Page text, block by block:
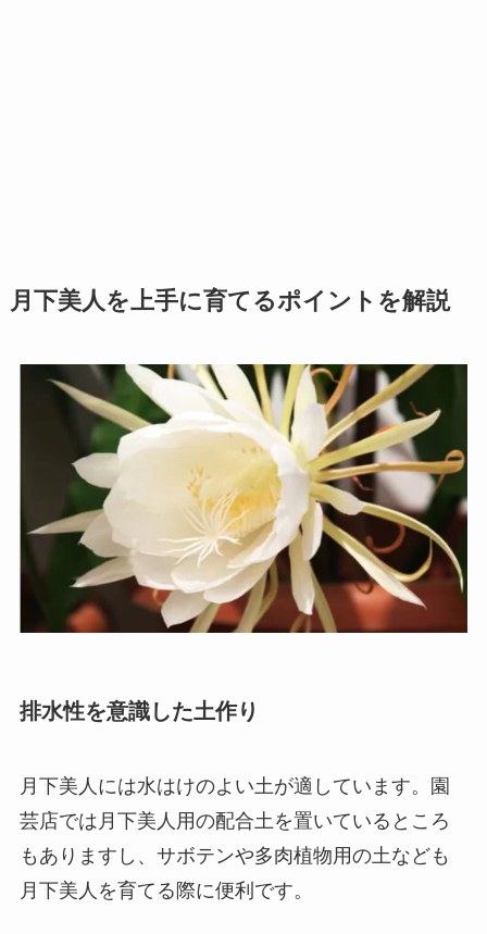
月下美人を上手に育てるポイントを解説
排水性を意識した土作り
月下美人には水はけのよい土が適しています。園
芸店では月下美人用の配合土を置いているところ
もありますし、サボテンや多肉植物用の土なども
月下美人を育てる際に便利です。